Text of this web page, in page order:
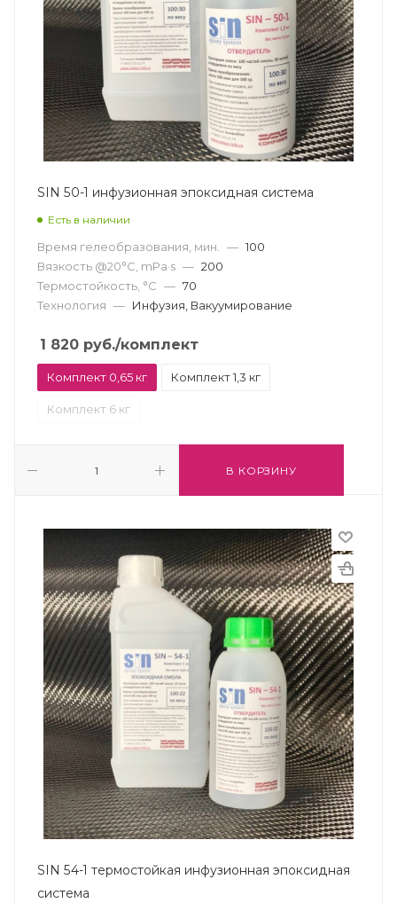
SIN 50-1 инфузионная эпоксидная система
Есть в наличии
Время гелеобразования, мин. — 100
Вязкость @20°С, mPa·s — 200
Термостойкость, °С — 70
Технология — Инфузия, Вакуумирование
1 820 руб./комплект
Комплект 0,65 кг Комплект 1,3 кг
Комплект 6 кг
В КОРЗИНУ
SIN 54-1 термостойкая инфузионная эпоксидная
система